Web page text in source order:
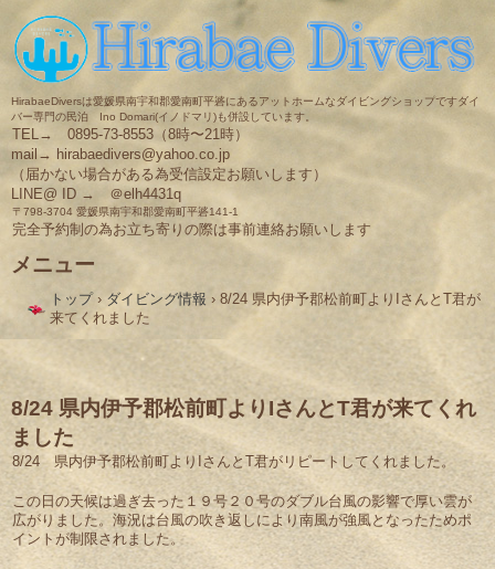
HirabaeDiversは愛媛県南宇和郡愛南町平碆にあるアットホームなダイビングショップですダイ
バー専門の民泊 Ino Domari(イノドマリ)も併設しています。
TEL→ 0895-73-8553（8時〜21時）
mail→ hirabaedivers@yahoo.co.jp
（届かない場合がある為受信設定お願いします）
LINE@ ID → ＠elh4431q
〒798-3704 愛媛県南宇和郡愛南町平碆141-1
完全予約制の為お立ち寄りの際は事前連絡お願いします
メニュー
ン
ス
キ
ッ
プ
トップ › ダイビング情報 › 8/24 県内伊予郡松前町よりIさんとT君が
来てくれました
8/24 県内伊予郡松前町よりIさんとT君が来てくれ
ました
8/24 県内伊予郡松前町よりIさんとT君がリピートしてくれました。
この日の天候は過ぎ去った１９号２０号のダブル台風の影響で厚い雲が
広がりました。海況は台風の吹き返しにより南風が強風となったためポ
イントが制限されました。